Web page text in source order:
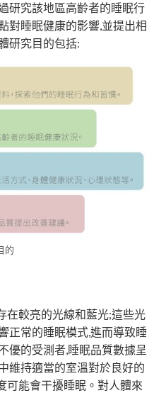
研究該地區高齡者的睡眠行
對睡眠健康的影響,並提出相
研究目的包括:
的
在較亮的光線和藍光;這些光
正常的睡眠模式,進而導致睡
優的受測者,睡眠品質數據呈
維持適當的室溫對於良好的
可能會干擾睡眠。對人體來